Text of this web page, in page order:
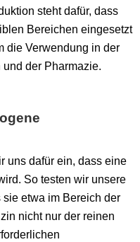
steht dafür, dass
Bereichen eingesetzt
die Verwendung in der
der Pharmazie.
uns dafür ein, dass eine
So testen wir unsere
etwa im Bereich der
nicht nur der reinen